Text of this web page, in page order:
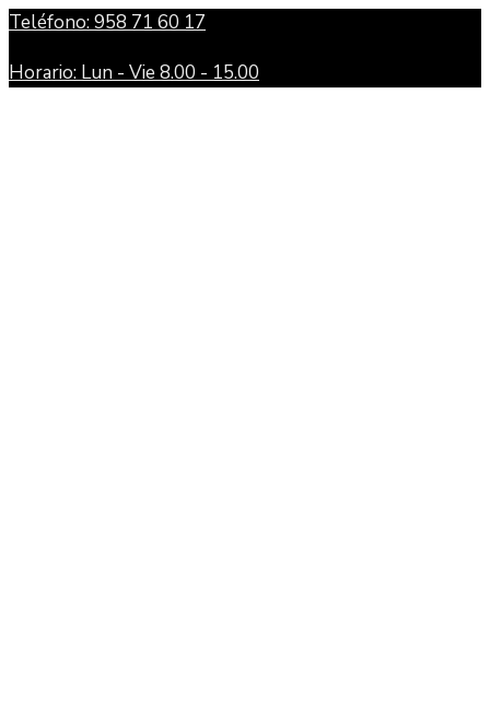
Teléfono: 958 71 60 17
Horario: Lun - Vie 8.00 - 15.00